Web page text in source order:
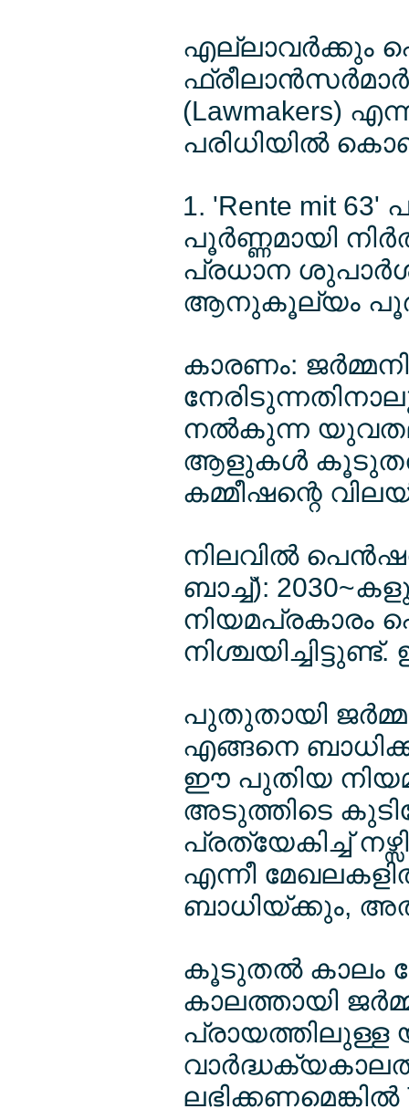
എല്ലാവര്‍ക്കും
ഫ്രീലാന്‍സര്‍മാര്‍
(Lawmakers)
പരിധിയില്‍
1. 'Rente mit
പൂര്‍ണ്ണമായി
പ്രധാന
ആനുകൂല്യം
കാരണം:
നല്‍കുന്ന
ആളുകള്‍ കൂടുതല്‍
കമ്മീഷന്റെ
നിലവില്‍
ബാച്ച്):
നിയമപ്രകാരം
പുതുതായി
എങ്ങനെ
ഈ പുതിയ നിയമ
അടുത്തിടെ
പ്രത്യേകിച്ച്
എന്നീ
ബാധിയ്ക്കും,
കൂടുതല്‍ കാലം
കാലത്തായി
പ്രായത്തിലുള്ള